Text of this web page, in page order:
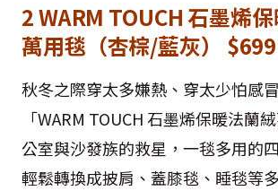
2 WARM TOUCH 石墨烯
萬用毯（杏棕/藍灰） $699
秋冬之際穿太多嫌熱、穿太少怕感
「WARM TOUCH 石墨烯保暖法蘭
公室與沙發族的救星，一毯多用的
輕鬆轉換成披肩、蓋膝毯、睡毯等